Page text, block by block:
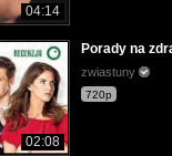
04:14
02:08
Porady na
zwiastuny
720p